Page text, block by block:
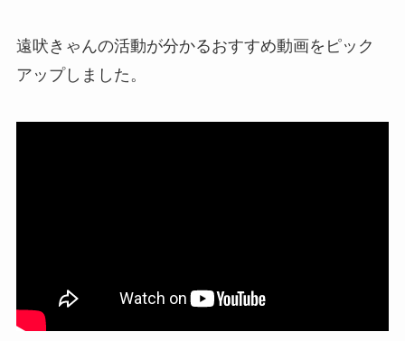
遠吠きゃんの活動が分かるおすすめ動画をピック
アップしました。